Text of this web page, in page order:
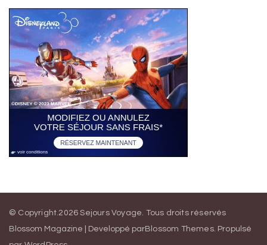
© Copyright.2026Sejours Voyage. Tous droits réservés
Blossom Magazine | Developpé parBlossom Themes. Propulsé